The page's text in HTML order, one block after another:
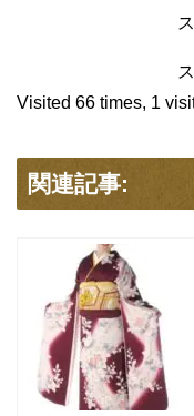
Visited 66 times, 1
関連記事: